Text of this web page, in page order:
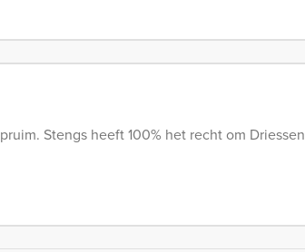
Stengs heeft 100% het recht om Driessen